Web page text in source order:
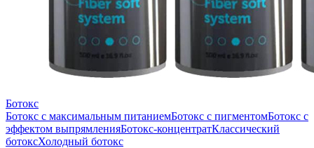
Ботокс
Ботокс с максимальным питаниемБотокс с пигментомБотокс с
эффектом выпрямленияБотокс-концентратКлассический
ботоксХолодный ботокс